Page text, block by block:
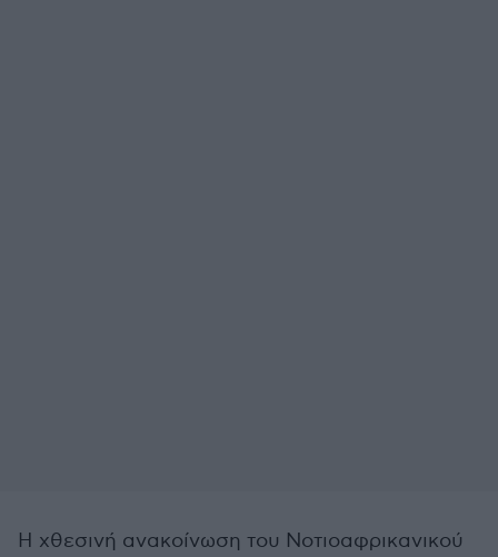
Η χθεσινή ανακοίνωση του Νοτιοαφρικανικού